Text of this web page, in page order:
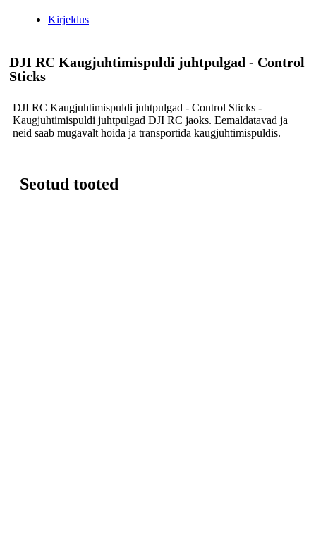
Kirjeldus
DJI RC Kaugjuhtimispuldi juhtpulgad - Control
Sticks
DJI RC Kaugjuhtimispuldi juhtpulgad - Control Sticks -
Kaugjuhtimispuldi juhtpulgad DJI RC jaoks. Eemaldatavad ja
neid saab mugavalt hoida ja transportida kaugjuhtimispuldis.
Seotud tooted